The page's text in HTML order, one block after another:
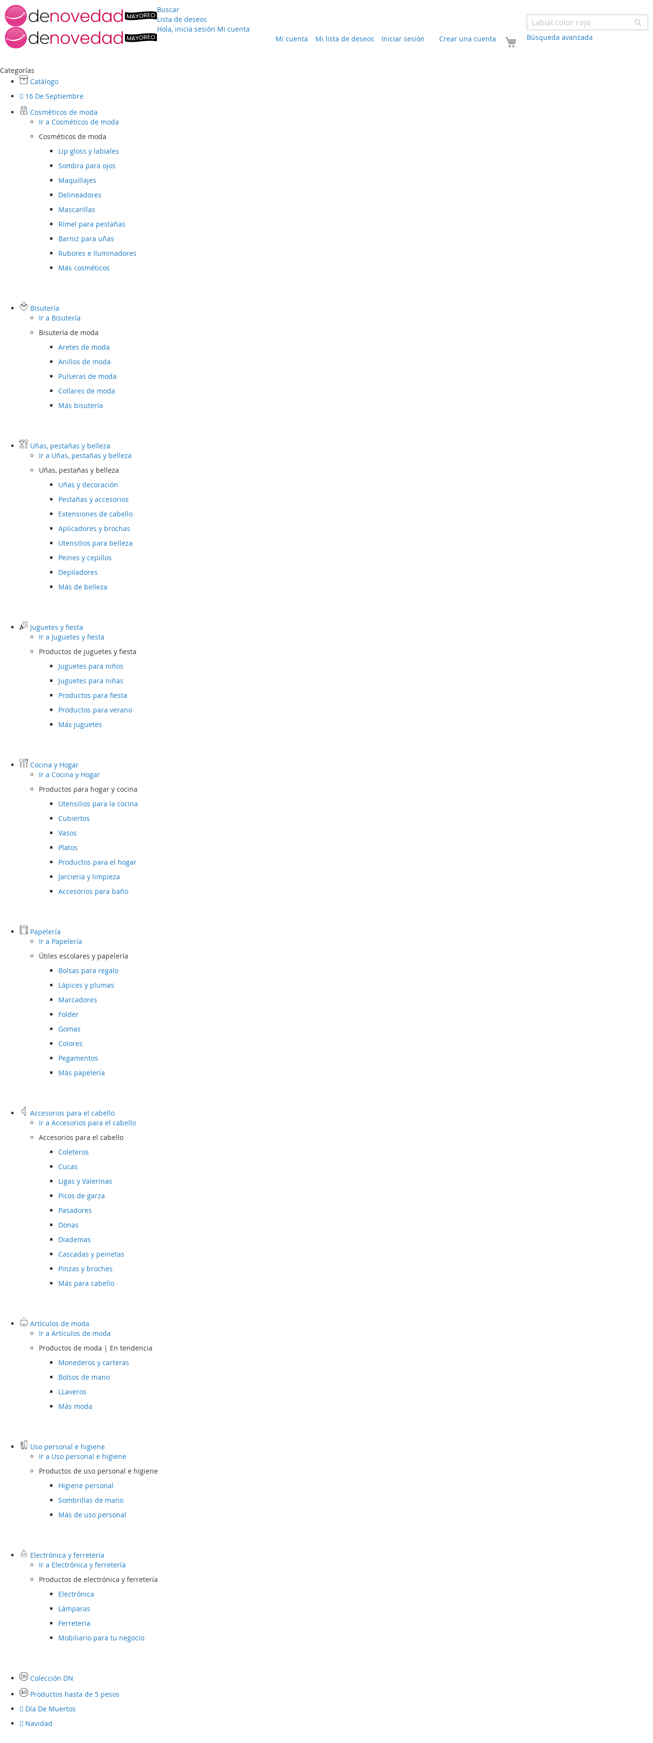
Buscar
Búsqueda avanzada
Lista de deseos
Hola, inicia sesión Mi cuenta
Mi carrito
Mi cuenta Mi lista de deseos Iniciar sesión Crear una cuenta
Categorías
Catálogo
16 De Septiembre
Cosméticos de moda
Ir a Cosméticos de moda
Cosméticos de moda
Lip gloss y labiales
Sombra para ojos
Maquillajes
Delineadores
Mascarillas
Rímel para pestañas
Barniz para uñas
Rubores e Iluminadores
Más cosméticos
Bisutería
Ir a Bisutería
Bisutería de moda
Aretes de moda
Anillos de moda
Pulseras de moda
Collares de moda
Más bisutería
Uñas, pestañas y belleza
Ir a Uñas, pestañas y belleza
Uñas, pestañas y belleza
Uñas y decoración
Pestañas y accesorios
Extensiones de cabello
Aplicadores y brochas
Utensilios para belleza
Peines y cepillos
Depiladores
Más de belleza
Juguetes y fiesta
Ir a Juguetes y fiesta
Productos de juguetes y fiesta
Juguetes para niños
Juguetes para niñas
Productos para fiesta
Productos para verano
Más juguetes
Cocina y Hogar
Ir a Cocina y Hogar
Productos para hogar y cocina
Utensilios para la cocina
Cubiertos
Vasos
Platos
Productos para el hogar
Jarcieria y limpieza
Accesorios para baño
Papelería
Ir a Papelería
Útiles escolares y papelería
Bolsas para regalo
Lápices y plumas
Marcadores
Folder
Gomas
Colores
Pegamentos
Más papelería
Accesorios para el cabello
Ir a Accesorios para el cabello
Accesorios para el cabello
Coleteros
Cucas
Ligas y Valerinas
Picos de garza
Pasadores
Donas
Diademas
Cascadas y peinetas
Pinzas y broches
Más para cabello
Artículos de moda
Ir a Artículos de moda
Productos de moda | En tendencia
Monederos y carteras
Bolsos de mano
LLaveros
Más moda
Uso personal e higiene
Ir a Uso personal e higiene
Productos de uso personal e higiene
Higiene personal
Sombrillas de mano
Más de uso personal
Electrónica y ferretería
Ir a Electrónica y ferretería
Productos de electrónica y ferretería
Electrónica
Lámparas
Ferretería
Mobiliario para tu negocio
Colección DN
Productos hasta de 5 pesos
Día De Muertos
Navidad